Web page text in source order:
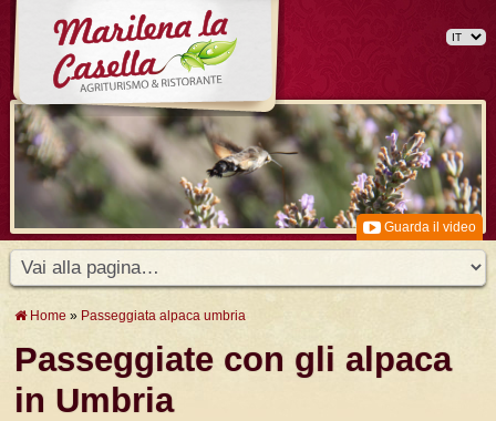
Guarda il video
Home » Passeggiata alpaca umbria
Passeggiate con gli alpaca
in Umbria